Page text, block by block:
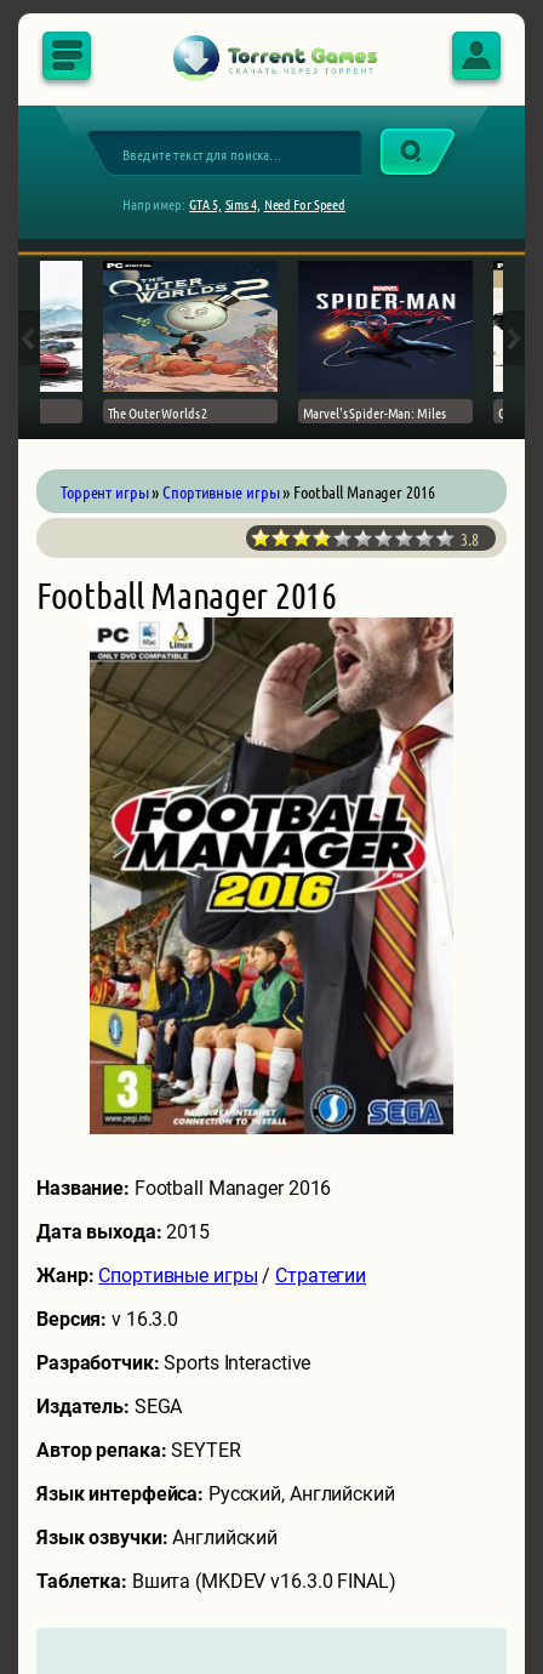
Например: GTA 5, Sims 4, Need For Speed
The Outer Worlds 2 Marvel's Spider-Man: Miles Ghost
Торрент игры»Спортивные игры» Football Manager 2016
3.8
Football Manager 2016
Название: Football Manager 2016
Дата выхода:2015
Жанр: Спортивные игры / Стратегии
Версия:v 16.3.0
Разработчик:Sports Interactive
Издатель: SEGA
Автор репака:SEYTER
Язык интерфейса: Русский, Английский
Язык озвучки:Английский
Таблетка: Вшита (MKDEV v16.3.0 FINAL)